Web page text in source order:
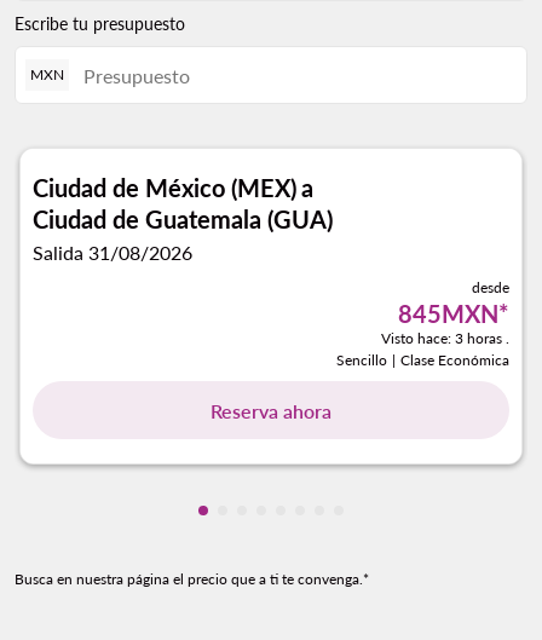
Escribe tu presupuesto
MXN
Ciudad de México (MEX)a
Ciudad de Guatemala (GUA)
Salida 31/08/2026
desde
845MXN*
Visto hace: 3 horas .
Sencillo | Clase Económica
Reserva ahora
Mostrando cmp-pagination-
Busca en nuestra página el precio que a ti te convenga.*